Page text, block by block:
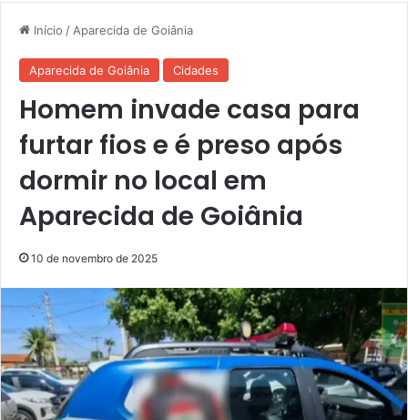
Início / Aparecida de Goiânia
Aparecida de Goiânia Cidades
Homem invade casa para
furtar fios e é preso após
dormir no local em
Aparecida de Goiânia
10 de novembro de 2025